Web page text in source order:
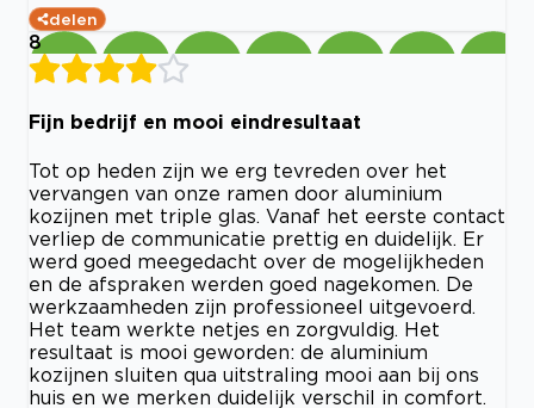
delen
8
Fijn bedrijf en mooi eindresultaat
Tot op heden zijn we erg tevreden over het
vervangen van onze ramen door aluminium
kozijnen met triple glas. Vanaf het eerste contact
verliep de communicatie prettig en duidelijk. Er
werd goed meegedacht over de mogelijkheden
en de afspraken werden goed nagekomen. De
werkzaamheden zijn professioneel uitgevoerd.
Het team werkte netjes en zorgvuldig. Het
resultaat is mooi geworden: de aluminium
kozijnen sluiten qua uitstraling mooi aan bij ons
huis en we merken duidelijk verschil in comfort.